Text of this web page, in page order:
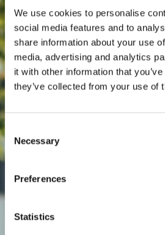
We use cookies to personalise
social media features and to
share information about your use
media, advertising and analytics
it with other information that
they’ve collected from your use of
Consent
Selection
Necessary
Preferences
Statistics